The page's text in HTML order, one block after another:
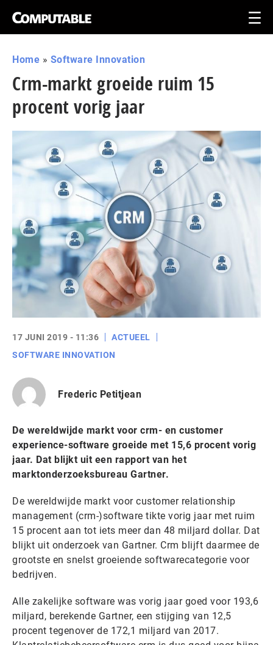
Home » Software Innovation
Crm-markt groeide ruim 15
procent vorig jaar
17 JUNI 2019 - 11:36
ACTUEEL
SOFTWARE INNOVATION
Frederic Petitjean
De wereldwijde markt voor crm- en customer
experience-software groeide met 15,6 procent vorig
jaar. Dat blijkt uit een rapport van het
marktonderzoeksbureau Gartner.
De wereldwijde markt voor customer relationship
management (crm-)software tikte vorig jaar met ruim
15 procent aan tot iets meer dan 48 miljard dollar. Dat
blijkt uit onderzoek van Gartner. Crm blijft daarmee de
grootste en snelst groeiende softwarecategorie voor
bedrijven.
Alle zakelijke software was vorig jaar goed voor 193,6
miljard, berekende Gartner, een stijging van 12,5
procent tegenover de 172,1 miljard van 2017.